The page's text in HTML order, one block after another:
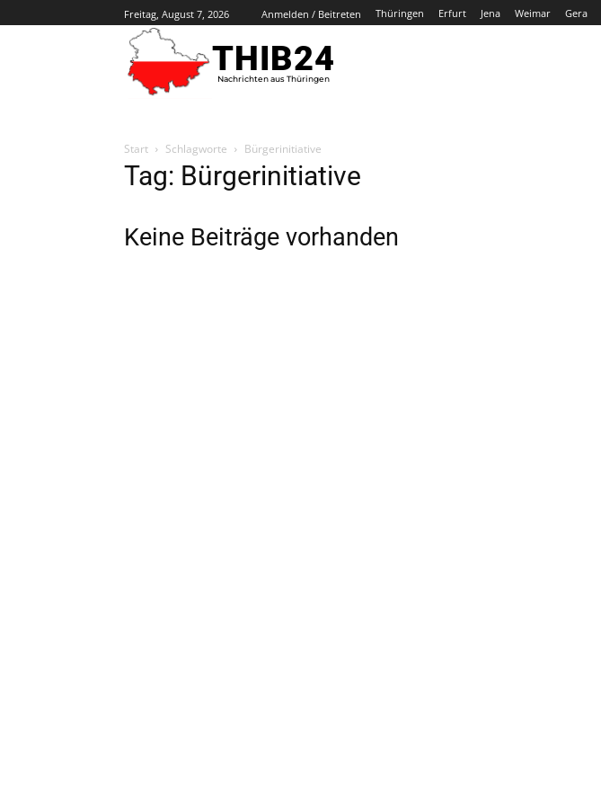
Freitag, August 7, 2026 Anmelden / Beitreten Thüringen Erfurt Jena Weimar Gera
THIB24
Nachrichten aus Thüringen
Start Schlagworte Bürgerinitiative
Tag: Bürgerinitiative
Keine Beiträge vorhanden